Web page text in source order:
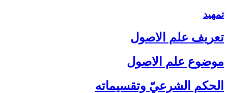
تمهيد
تعريف علم الاصول‏
موضوع علم الاصول‏
الحكم الشرعيّ وتقسيماته‏